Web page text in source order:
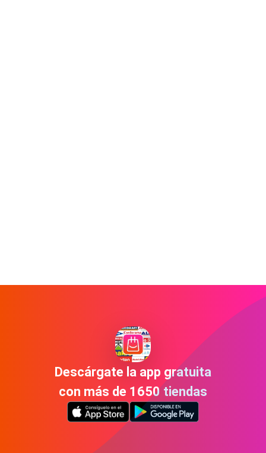
Descárgate la app gratuita
con más de 1650 tiendas